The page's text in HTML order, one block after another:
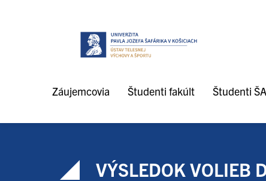
Záujemcovia Študenti fakúlt Študenti
VÝSLEDOK VOLIEB